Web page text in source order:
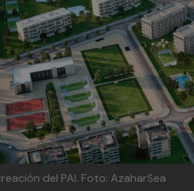
del PAI. Foto: AzaharSea